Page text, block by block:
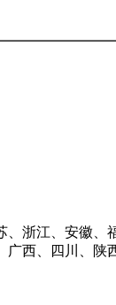
、浙江、安徽、
广西、四川、陕